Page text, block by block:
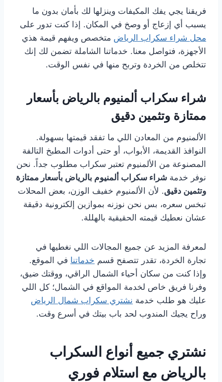
فريقنا يجي يفك المكيفات وينزلها لك بأمان بدون ما
يسبب أي إزعاج أو وصخ في المكان. إذا كنت تدور على
محل شراء سكراب الرياض متخصص ويفهم قيمة هذي
الأجهزة، فتواصل معنا. خدماتنا الشاملة تضمن لك إنك
تتخلص من الخردة وتربح منها في نفس الوقت.
شراء سكراب ألمنيوم بالرياض بأسعار
ممتازة وتثمين دقيق
الألمنيوم من المعادن اللي ما تفقد قيمتها بسهولة.
النوافذ القديمة، الأبواب، أو حتى أدوات المطبخ التالفة
المصنوعة من الألمنيوم تعتبر سكراب مطلوب جداً. نحن
نوفر خدمة شراء سكراب ألمنيوم بالرياض بأسعار ممتازة
وتثمين دقيق. لأن الألمنيوم خفيف الوزن، بعض المحلات
تبخس سعره، بس نحن نوزنه بموازين إلكترونية دقيقة
عشان نعطيك قيمته الحقيقية بالهللة.
لمعرفة المزيد عن جميع المجالات اللي نغطيها في
تجارة الخردة، تقدر تتصفح قسم خدماتنا في الموقع.
وإذا كنت من سكان أحياء الشمال الراقي، ووقتك ضيق،
وفرنا فريق خاص لخدمة المواقع في الشمال؛ كل اللي
عليك هو طلب خدمة نشتري سكراب شمال الرياض
وراح يجيك المندوب لحد باب بيتك في أسرع وقت.
نشتري جميع أنواع السكراب
بالرياض مع استلام فوري